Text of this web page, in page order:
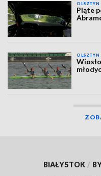
OLSZTYN
Piąte
OLSZTYN
BIAŁYSTOK /